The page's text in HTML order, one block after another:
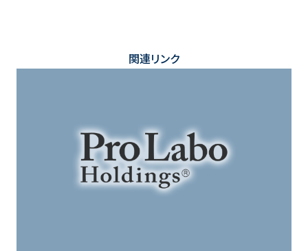
関連リンク